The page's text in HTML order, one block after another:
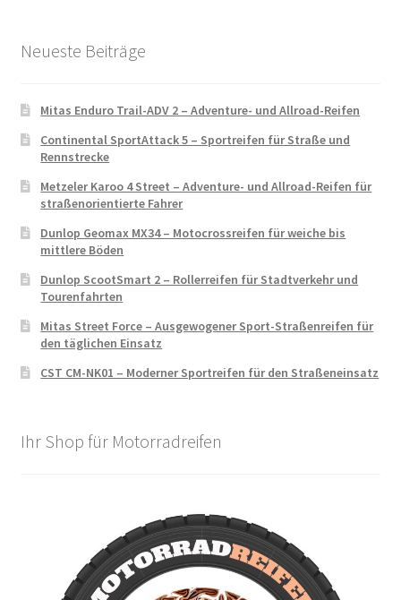
Neueste Beiträge
Mitas Enduro Trail-ADV 2 – Adventure- und Allroad-Reifen
Continental SportAttack 5 – Sportreifen für Straße und
Rennstrecke
Metzeler Karoo 4 Street – Adventure- und Allroad-Reifen für
straßenorientierte Fahrer
Dunlop Geomax MX34 – Motocrossreifen für weiche bis
mittlere Böden
Dunlop ScootSmart 2 – Rollerreifen für Stadtverkehr und
Tourenfahrten
Mitas Street Force – Ausgewogener Sport-Straßenreifen für
den täglichen Einsatz
CST CM-NK01 – Moderner Sportreifen für den Straßeneinsatz
Ihr Shop für Motorradreifen